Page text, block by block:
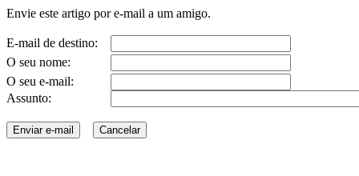
Envie este artigo por e-mail a um amigo.
E-mail de destino:
O seu nome:
O seu e-mail:
Assunto: